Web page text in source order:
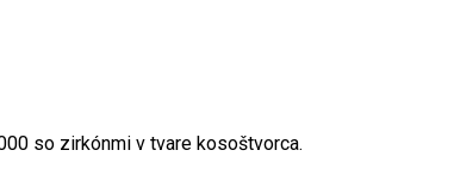
so zirkónmi v tvare kosoštvorca.